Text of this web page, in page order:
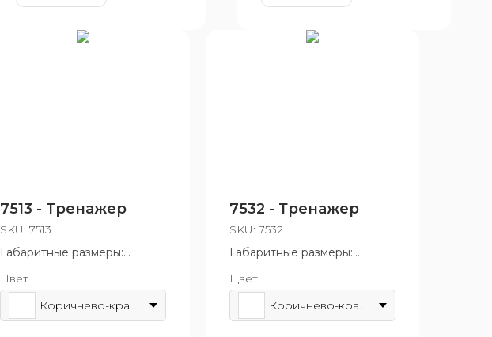
7513 - Тренажер
SKU: 7513
Габаритные размеры:
Возрастная группа: от 14 лет
Цвет
7532 - Тренажер
SKU: 7532
Габаритные размеры:
Возрастная группа: от 14 лет
Цвет